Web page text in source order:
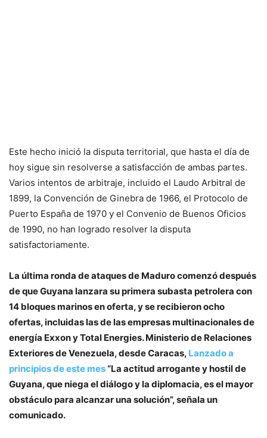
Este hecho inició la disputa territorial, que hasta el día de
hoy sigue sin resolverse a satisfacción de ambas partes.
Varios intentos de arbitraje, incluido el Laudo Arbitral de
1899, la Convención de Ginebra de 1966, el Protocolo de
Puerto España de 1970 y el Convenio de Buenos Oficios
de 1990, no han logrado resolver la disputa
satisfactoriamente.
La última ronda de ataques de Maduro comenzó después
de que Guyana lanzara su primera subasta petrolera con
14 bloques marinos en oferta, y se recibieron ocho
ofertas, incluidas las de las empresas multinacionales de
energía Exxon y Total Energies. Ministerio de Relaciones
Exteriores de Venezuela, desde Caracas, Lanzado a
principios de este mes“La actitud arrogante y hostil de
Guyana, que niega el diálogo y la diplomacia, es el mayor
obstáculo para alcanzar una solución”, señala un
comunicado.